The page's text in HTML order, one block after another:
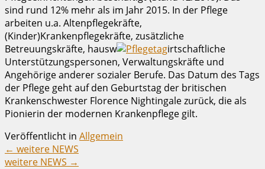
sind rund 12% mehr als im Jahr 2015. In der Pflege
arbeiten u.a. Altenpflegekräfte,
(Kinder)Krankenpflegekräfte, zusätzliche
Betreuungskräfte, hausw
irtschaftliche
Unterstützungspersonen, Verwaltungskräfte und
Angehörige anderer sozialer Berufe. Das Datum des Tags
der Pflege geht auf den Geburtstag der britischen
Krankenschwester Florence Nightingale zurück, die als
Pionierin der modernen Krankenpflege gilt.
Veröffentlicht in Allgemein
← weitere NEWS
weitere NEWS →